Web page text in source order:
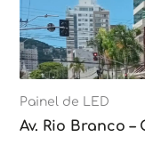
Painel de LED
Av. Rio Branco –